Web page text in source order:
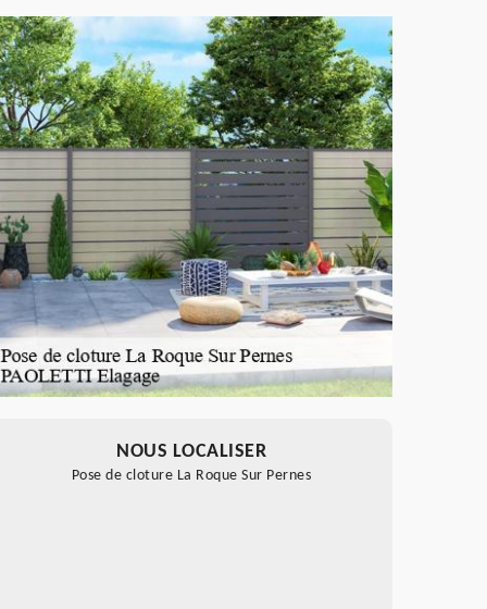
NOUS LOCALISER
Pose de cloture La Roque Sur Pernes